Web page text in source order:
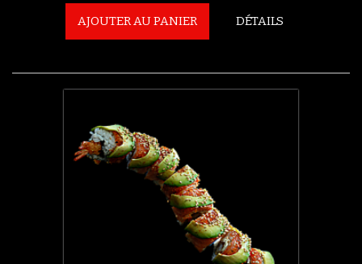
AJOUTER AU PANIER DÉTAILS